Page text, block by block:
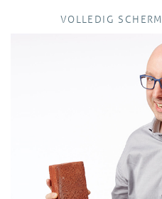
VOLLEDIG SCHERM